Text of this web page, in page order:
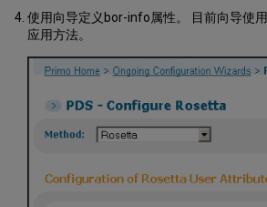
使用向导定义bor-info属性。 目前向导使用
应用方法。